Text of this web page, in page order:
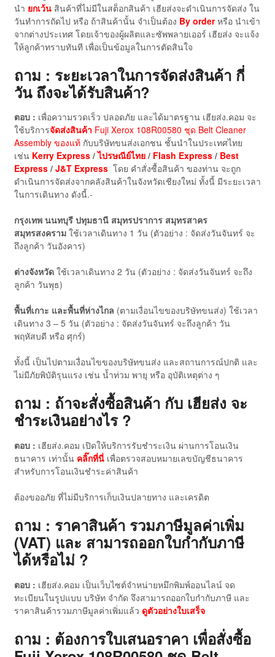
นำ ยกเว้นสินค้าที่ไม่มีในสต็อกสินค้า เฮียส่งจะดำเนินการจัดส่ง ใน
วันทำการถัดไป หรือ ถ้าสินค้านั้น จำเป็นต้อง By orderหรือ นำเข้า
จากต่างประเทศ โดยเจ้าของผู้ผลิตและซัพพลายเออร์ เฮียส่ง จะแจ้ง
ให้ลูกค้าทราบทันที เพื่อเป็นข้อมูลในการตัดสินใจ
ถาม : ระยะเวลาในการจัดส่งสินค้า กี่
วัน ถึงจะได้รับสินค้า?
ตอบ : เพื่อความรวดเร็ว ปลอดภัย และได้มาตรฐาน เฮียส่ง.คอม จะ
ใช้บริการจัดส่งสินค้า Fuji Xerox 108R00580 ชุด Belt Cleaner
Assembly ของแท้ กับบริษัทขนส่งเอกชน ชั้นนำในประเทศไทย
เช่น Kerry Express/ไปรษณีย์ไทย/ Flash Express/ Best
Express/ J&T Expressโดย คำสั่งซื้อสินค้า ของท่าน จะถูก
ดำเนินการจัดส่งจากคลังสินค้าในจังหวัดเชียงใหม่ ทั้งนี้ มีระยะเวลา
ในการเดินทาง ดังนี้.-
กรุงเทพ นนทบุรี ปทุมธานี สมุทรปราการ สมุทรสาคร
สมุทรสงครามใช้เวลาเดินทาง 1 วัน (ตัวอย่าง : จัดส่งวันจันทร์ จะ
ถึงลูกค้า วันอังคาร)
ต่างจังหวัดใช้เวลาเดินทาง 2 วัน (ตัวอย่าง : จัดส่งวันจันทร์ จะถึง
ลูกค้า วันพุธ)
พื้นที่เกาะ และพื้นที่ห่างไกล (ตามเงื่อนไขของบริษัทขนส่ง) ใช้เวลา
เดินทาง 3 – 5 วัน (ตัวอย่าง : จัดส่งวันจันทร์ จะถึงลูกค้า วัน
พฤหัสบดี หรือ ศุกร์)
ทั้งนี้ เป็นไปตามเงื่อนไขของบริษัทขนส่ง และสถานการณ์ปกติ และ
ไม่มีภัยพิบัติรุนแรง เช่น น้ำท่วม พายุ หรือ อุบัติเหตุต่าง ๆ
ถาม : ถ้าจะสั่งซื้อสินค้า กับ เฮียส่ง จะ
ชำระเงินอย่างไร ?
ตอบ : เฮียส่ง.คอม เปิดให้บริการรับชำระเงิน ผ่านการโอนเงิน
ธนาคาร เท่านั้น คลิ๊กที่นี่เพื่อตรวจสอบหมายเลขบัญชีธนาคาร
สำหรับการโอนเงินชำระค่าสินค้า
ต้องขออภัย ที่ไม่มีบริการเก็บเงินปลายทาง และเครดิต
ถาม : ราคาสินค้า รวมภาษีมูลค่าเพิ่ม
(VAT) และ สามารถออกใบกำกับภาษี
ได้หรือไม่ ?
ตอบ : เฮียส่ง.คอม เป็นเว็บไซต์จำหน่ายหมึกพิมพ์ออนไลน์ จด
ทะเบียนในรูปแบบ บริษัท จำกัด จึงสามารถออกใบกำกับภาษี และ
ราคาสินค้ารวมภาษีมูลค่าเพิ่มแล้ว ดูตัวอย่างใบเสร็จ
ถาม : ต้องการใบเสนอราคา เพื่อสั่งซื้อ